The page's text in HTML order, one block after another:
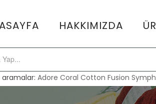
HAKKIMIZDA
aramalar:Adore Coral Cotton Fusion